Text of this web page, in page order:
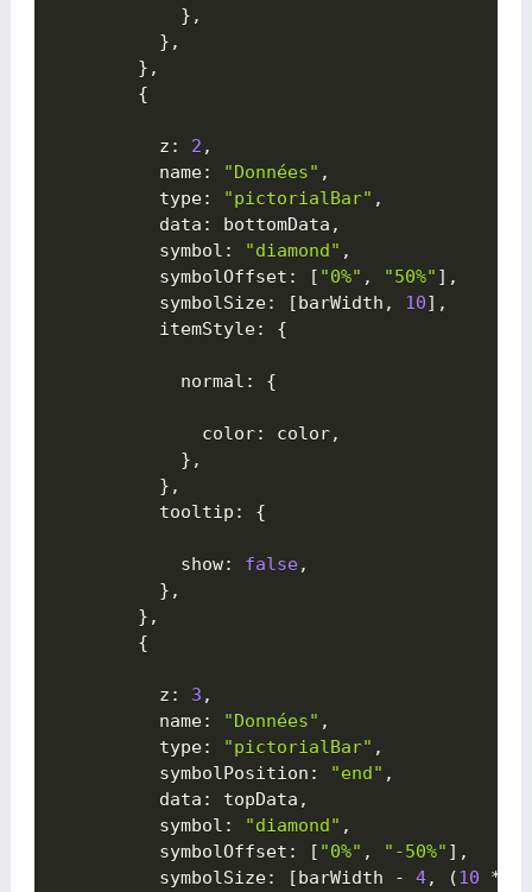
} ,
} ,
} ,
{
          z
: 2 ,
          name
: "Données" ,
          type
: "pictorialBar" ,
          data
: bottomData ,
          symbol
: "diamond" ,
          symbolOffset
: [ "0%" , "50%" ] ,
          symbolSize
: [barWidth , 10] ,
          itemStyle
: {
            normal
: {
              color
: color,
} ,
} ,
          tooltip
: {
            show
: false,
} ,
} ,
{
          z
: 3 ,
          name
: "Données" ,
          type
: "pictorialBar" ,
          symbolPosition
: "end" ,
          data
: topData ,
          symbol
: "diamond" ,
          symbolOffset
: [ "0%" , "-50%" ] ,
          symbolSize
: [barWidth - 4, (10 *